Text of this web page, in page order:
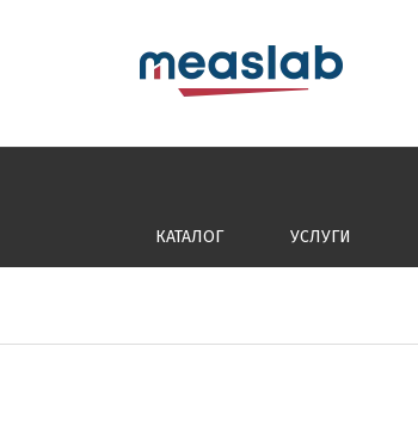
КАТАЛОГ УСЛУГИ